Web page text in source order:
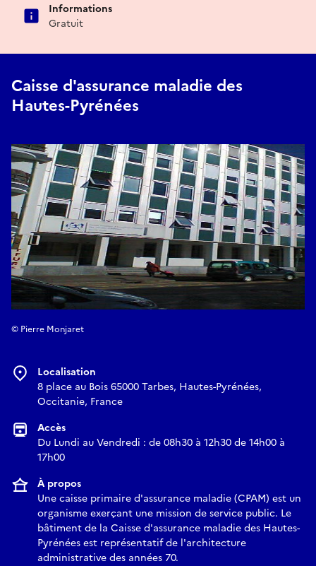
Informations
Gratuit
Caisse d'assurance maladie des
Hautes-Pyrénées
© Pierre Monjaret
Localisation
8 place au Bois 65000 Tarbes, Hautes-Pyrénées,
Occitanie, France
Accès
Du Lundi au Vendredi : de 08h30 à 12h30 de 14h00 à
17h00
À propos
Une caisse primaire d'assurance maladie (CPAM) est un
organisme exerçant une mission de service public. Le
bâtiment de la Caisse d'assurance maladie des Hautes-
Pyrénées est représentatif de l'architecture
administrative des années 70.